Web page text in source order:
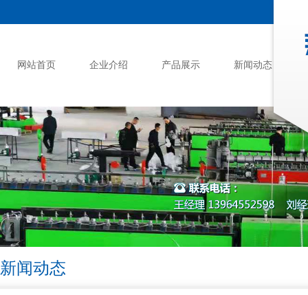
网站首页 企业介绍 产品展示 新闻动态
新闻动态